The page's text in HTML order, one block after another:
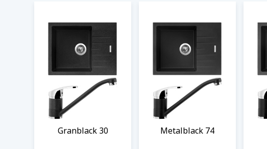
Granblack 30 Metalblack 74